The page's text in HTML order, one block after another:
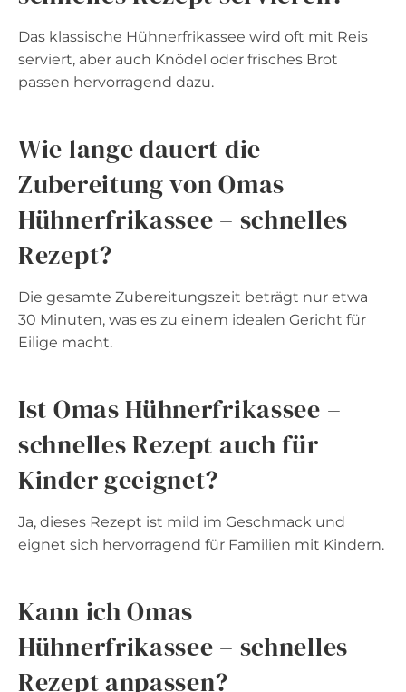
Das klassische Hühnerfrikassee wird oft mit Reis
serviert, aber auch Knödel oder frisches Brot
passen hervorragend dazu.
Wie lange dauert die
Zubereitung von Omas
Hühnerfrikassee – schnelles
Rezept?
Die gesamte Zubereitungszeit beträgt nur etwa
30 Minuten, was es zu einem idealen Gericht für
Eilige macht.
Ist Omas Hühnerfrikassee –
schnelles Rezept auch für
Kinder geeignet?
Ja, dieses Rezept ist mild im Geschmack und
eignet sich hervorragend für Familien mit Kindern.
Kann ich Omas
Hühnerfrikassee – schnelles
Rezept anpassen?